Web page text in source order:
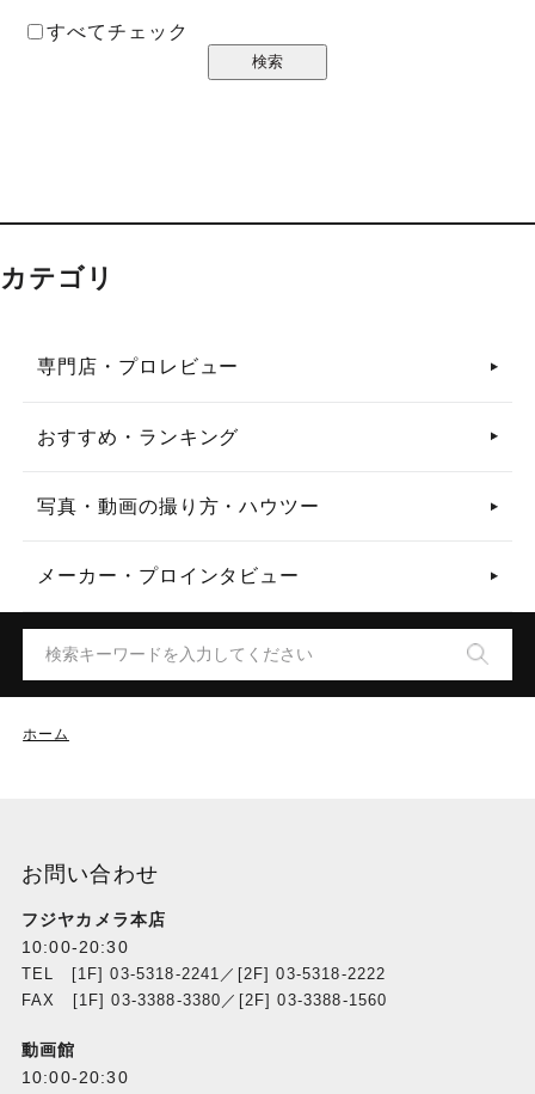
すべてチェック
カテゴリ
専門店・プロレビュー
おすすめ・ランキング
写真・動画の撮り方・ハウツー
メーカー・プロインタビュー
ホーム
お問い合わせ
フジヤカメラ本店
10:00-20:30
TEL [1F] 03-5318-2241／[2F] 03-5318-2222
FAX [1F] 03-3388-3380／[2F] 03-3388-1560
動画館
10:00-20:30